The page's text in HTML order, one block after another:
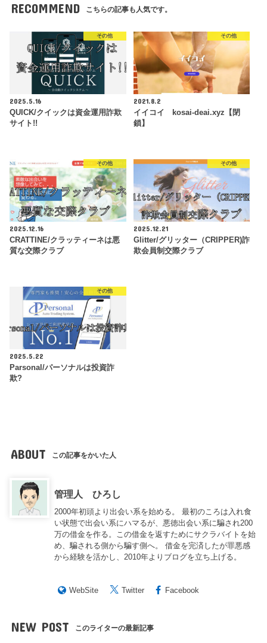
RECOMMEND こちらの記事も人気です。
その他
2025.5.16
QUICK/クイックは資金運用詐欺
サイト!!
その他
2021.8.2
イイコイ kosai-deai.xyz【閉
鎖】
その他
2025.12.16
CRATTINE/クラッティーネは悪
質な交際クラブ
その他
2025.12.21
Glitter/グリッター（CRIPPER)詐
欺会員制交際クラブ
その他
2025.5.22
Parsonal/パーソナルは投資詐
欺?
ABOUT この記事をかいた人
管理人 ひろし
2000年初頭より出会い系を始める。 最初のころは入れ食
い状態で出会い系にハマるが、悪徳出会い系に騙され200
万の借金を作る。この借金を返すためにサクラバイトを始
め、騙される側から騙す側へ。 借金を完済したが罪悪感
から経験を活かし、2010年よりブログを立ち上げる。
WebSite Twitter Facebook
NEW POST このライターの最新記事